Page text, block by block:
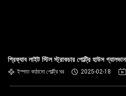
প্রিফ্যাব লাইট স্টিল স্ট্রাকচার পোল্ট্রি হাউস
ইস্পাত কাঠামো পোল্ট্রি ঘর 2025-02-18